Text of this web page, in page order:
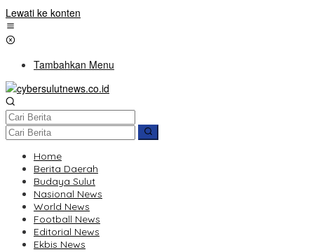
Lewati ke konten
Tambahkan Menu
Home
Berita Daerah
Budaya Sulut
Nasional News
World News
Football News
Editorial News
Ekbis News